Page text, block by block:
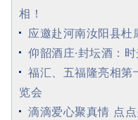
相！
应邀赴河南汝阳县杜
仰韶酒庄·封坛酒：
福汇、五福隆亮相第
览会
滴滴爱心聚真情 点